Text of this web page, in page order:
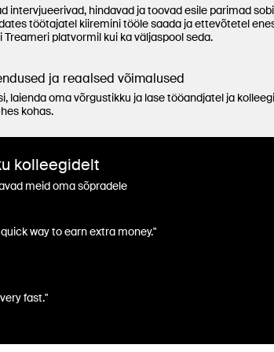
intervjueerivad, hindavad ja toovad esile parimad
töötajatel kiiremini tööle saada ja ettevõtetel
Treameri platvormil kui ka väljaspool seda.
ja reaalsed võimalused
laienda oma võrgustikku ja lase tööandjatel ja
kohas.
kolleegidelt
meid oma sõpradele
quick way to earn extra money."
fast."